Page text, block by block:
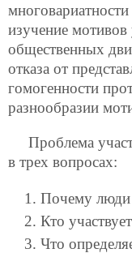
изучение мотивов
общественных
отказа от
гомогенности
разнообразии
Проблема
в трех вопросах:
Почему люди
Кто
Что